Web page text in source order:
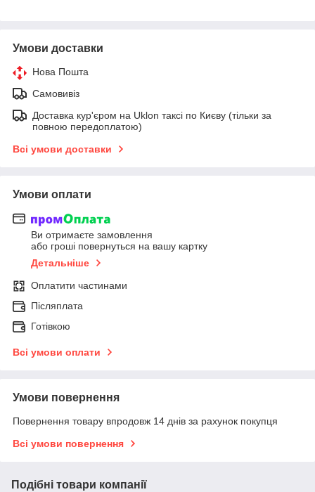
Умови доставки
Нова Пошта
Самовивіз
Доставка кур'єром на Uklon таксі по Києву (тільки за
повною передоплатою)
Всі умови доставки
Умови оплати
Ви отримаєте замовлення
або гроші повернуться на вашу картку
Детальніше
Оплатити частинами
Післяплата
Готівкою
Всі умови оплати
Умови повернення
Повернення товару впродовж 14 днів за рахунок покупця
Всі умови повернення
Подібні товари компанії